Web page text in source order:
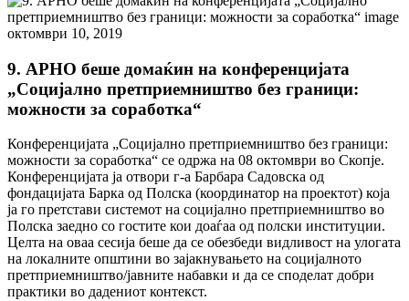
октомври 10, 2019
9. АРНО беше домаќин на конференцијата
„Социјално претприемништво без граници:
можности за соработка“
Конференцијата „Социјално претприемништво без граници:
можности за соработка“ се одржа на 08 октомври во Скопје.
Конференцијата ја отвори г-а Барбара Садовска од
фондацијата Барка од Полска (координатор на проектот) која
ја го претстави системот на социјално претприемништво во
Полска заедно со гостите кои доаѓаа од полски институции.
Целта на оваа сесија беше да се обезбеди видливост на улогата
на локалните општини во зајакнувањето на социјалното
претприемништво/јавните набавки и да се споделат добри
практики во дадениот контекст.